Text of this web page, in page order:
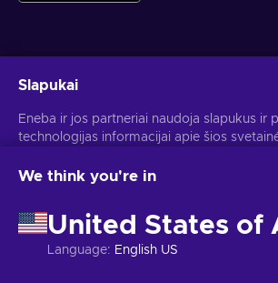
Atšaukti prenumeratą gali bet kada. Daugiau
Slapukai
Eneba ir jos partneriai naudoja slapukus ir
technologijas informacijai apie šios
pagerintume svetainės turinį, reklamą ir
skelbimams personalizuoti.
Spustelėjus "Sutinku su viskuo", tu sutinki,
partneriai naudotų šias technologijas. Savo
We think you're in
United States of
Language: English US